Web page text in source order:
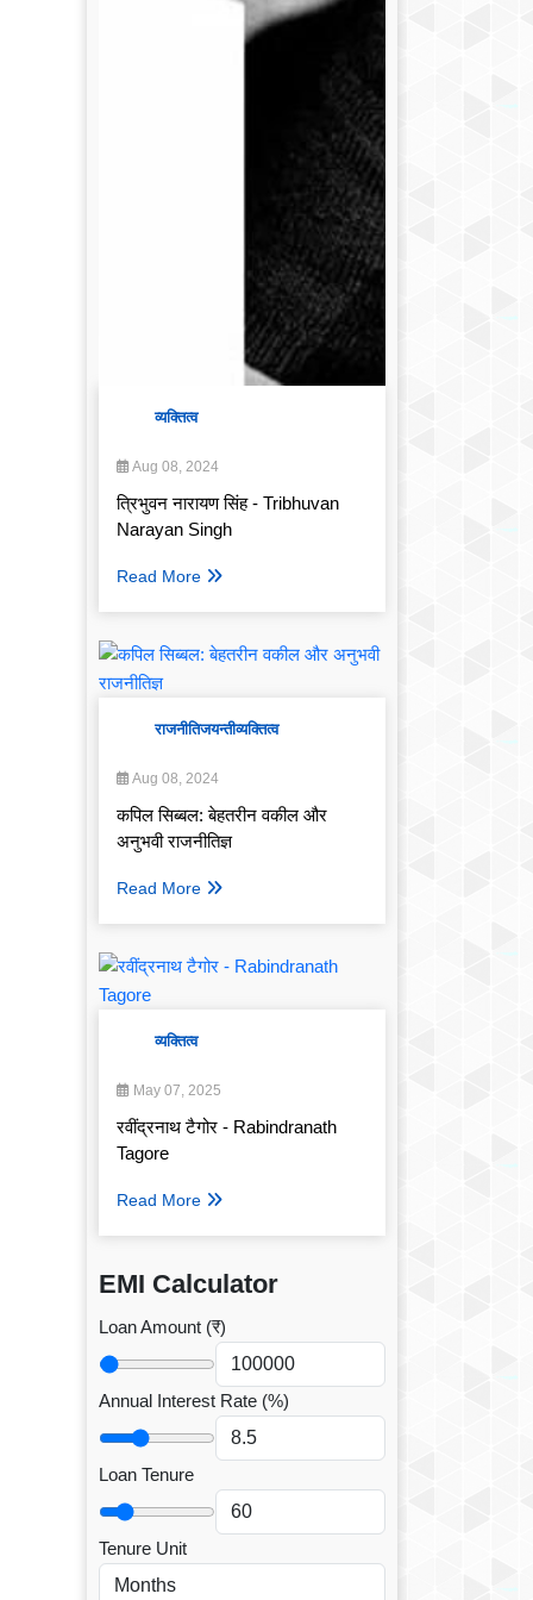
व्यक्तित्व
Aug 08, 2024
त्रिभुवन नारायण सिंह - Tribhuvan
Narayan Singh
Read More
राजनीतिजयन्तीव्यक्तित्व
Aug 08, 2024
कपिल सिब्बल: बेहतरीन वकील और
अनुभवी राजनीतिज्ञ
Read More
व्यक्तित्व
May 07, 2025
रवींद्रनाथ टैगोर - Rabindranath
Tagore
Read More
EMI Calculator
Loan Amount (₹)
Annual Interest Rate (%)
Loan Tenure
Tenure Unit